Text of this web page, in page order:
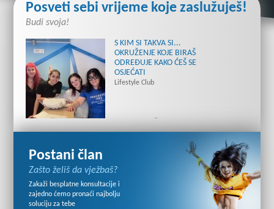
Posveti sebi vrijeme koje zaslužuješ!
Budi svoja!
S KIM SI TAKVA SI...
OKRUŽENJE KOJE BIRAŠ
ODREĐUJE KAKO ĆEŠ SE
OSJEĆATI
Lifestyle Club
ODMOR TREBALA BI
Lifestyle Club
Postani član
Zašto želiš da vježbaš?
Zakaži besplatne konsultacije i
zajedno ćemo pronaći najbolju
soluciju za tebe